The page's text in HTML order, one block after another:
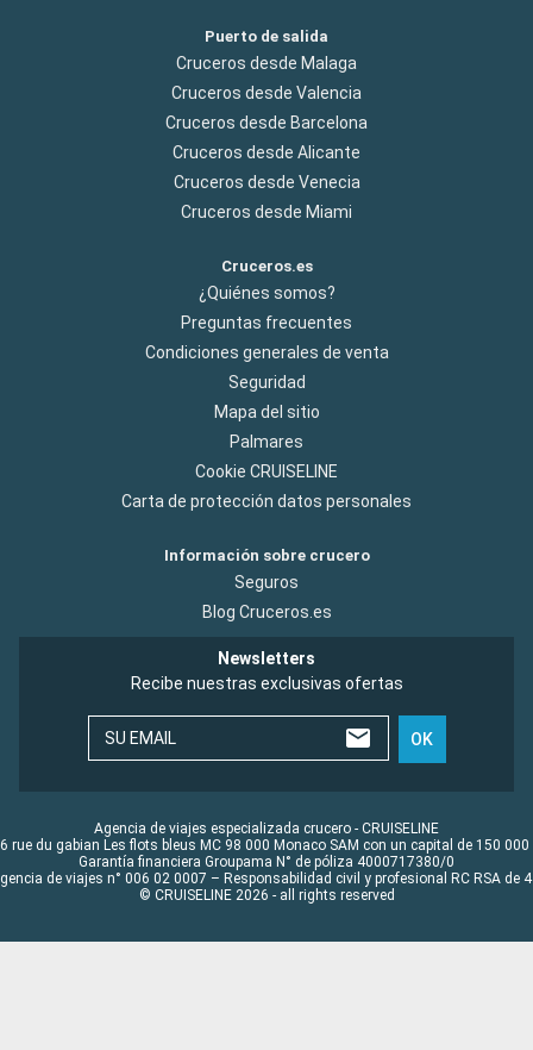
Puerto de salida
Cruceros desde Malaga
Cruceros desde Valencia
Cruceros desde Barcelona
Cruceros desde Alicante
Cruceros desde Venecia
Cruceros desde Miami
Cruceros.es
¿Quiénes somos?
Preguntas frecuentes
Condiciones generales de venta
Seguridad
Mapa del sitio
Palmares
Cookie CRUISELINE
Carta de protección datos personales
Información sobre crucero
Seguros
Blog Cruceros.es
Newsletters
Recibe nuestras exclusivas ofertas
SU EMAIL OK
Agencia de viajes especializada crucero - CRUISELINE
rue du gabian Les flots bleus MC 98 000 Monaco SAM con un capital de 150 000
Garantía financiera Groupama N° de póliza 4000717380/0
de viajes n° 006 02 0007 – Responsabilidad civil y profesional RC RSA de
© CRUISELINE 2026 - all rights reserved